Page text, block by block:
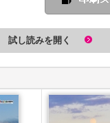
試し読みを開く